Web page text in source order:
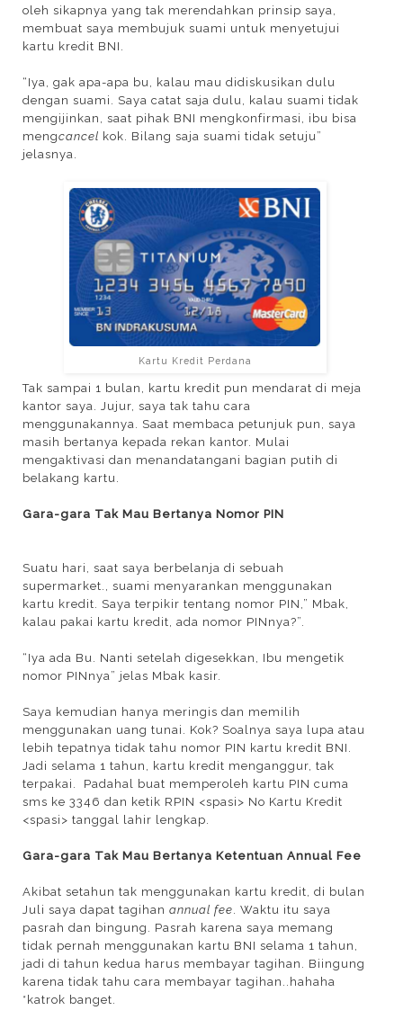
oleh sikapnya yang tak merendahkan prinsip saya,
membuat saya membujuk suami untuk menyetujui
kartu kredit BNI.
“Iya, gak apa-apa bu, kalau mau didiskusikan dulu
dengan suami. Saya catat saja dulu, kalau suami tidak
mengijinkan, saat pihak BNI mengkonfirmasi, ibu bisa
mengcancel kok. Bilang saja suami tidak setuju”
jelasnya.
Kartu Kredit Perdana
Tak sampai 1 bulan, kartu kredit pun mendarat di meja
kantor saya. Jujur, saya tak tahu cara
menggunakannya. Saat membaca petunjuk pun, saya
masih bertanya kepada rekan kantor. Mulai
mengaktivasi dan menandatangani bagian putih di
belakang kartu.
Gara-gara Tak Mau Bertanya Nomor PIN
Suatu hari, saat saya berbelanja di sebuah
supermarket., suami menyarankan menggunakan
kartu kredit. Saya terpikir tentang nomor PIN,” Mbak,
kalau pakai kartu kredit, ada nomor PINnya?”.
“Iya ada Bu. Nanti setelah digesekkan, Ibu mengetik
nomor PINnya” jelas Mbak kasir.
Saya kemudian hanya meringis dan memilih
menggunakan uang tunai. Kok? Soalnya saya lupa atau
lebih tepatnya tidak tahu nomor PIN kartu kredit BNI.
Jadi selama 1 tahun, kartu kredit menganggur, tak
terpakai. Padahal buat memperoleh kartu PIN cuma
sms ke 3346 dan ketik RPIN <spasi> No Kartu Kredit
<spasi> tanggal lahir lengkap.
Gara-gara Tak Mau Bertanya Ketentuan Annual Fee
Akibat setahun tak menggunakan kartu kredit, di bulan
Juli saya dapat tagihan annual fee . Waktu itu saya
pasrah dan bingung. Pasrah karena saya memang
tidak pernah menggunakan kartu BNI selama 1 tahun,
jadi di tahun kedua harus membayar tagihan. Biingung
karena tidak tahu cara membayar tagihan..hahaha
*katrok banget.